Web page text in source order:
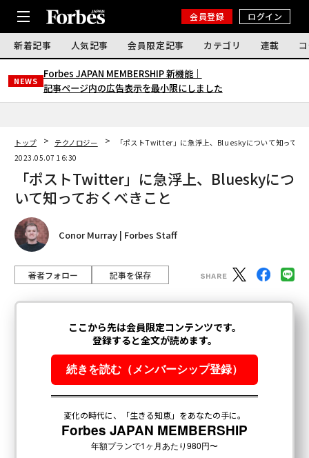
会員登録 ログイン
新着記事 人気記事 会員限定記事 カテゴリ 連載
NEWS
Forbes JAPAN MEMBERSHIP 新機能｜
記事ページ内の広告表示を最小限にしました
トップ テクノロジー
「ポストTwitter」に急浮上、Blueskyについて知ってお
2023.05.07 16:30
「ポストTwitter」に急浮上、Blueskyにつ
いて知っておくべきこと
Conor Murray | Forbes Staff
著者フォロー 記事を保存